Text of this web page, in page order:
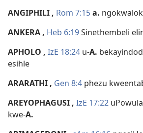
ANGIPHILI , Rom 7:15a.
ANKERA , Heb 6:19Sinethembeli
APHOLO , IzE 18:24 u-A.
esihle
ARARATHI , Gen 8:4 phezu
AREYOPHAGUSI , IzE 17:22
kwe-A.